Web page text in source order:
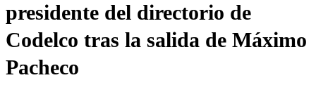
presidente del directorio de
Codelco tras la salida de Máximo
Pacheco